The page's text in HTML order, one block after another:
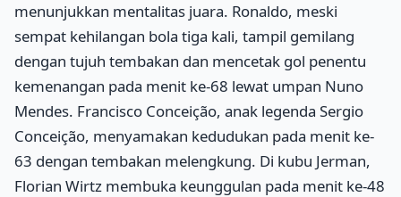
menunjukkan mentalitas juara. Ronaldo, meski
sempat kehilangan bola tiga kali, tampil gemilang
dengan tujuh tembakan dan mencetak gol penentu
kemenangan pada menit ke-68 lewat umpan Nuno
Mendes. Francisco Conceição, anak legenda Sergio
Conceição, menyamakan kedudukan pada menit ke-
63 dengan tembakan melengkung. Di kubu Jerman,
Florian Wirtz membuka keunggulan pada menit ke-48